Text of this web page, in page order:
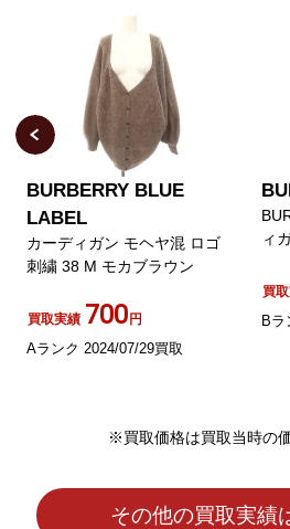
BURBERRY BLUE
LABEL
カーディガン モヘヤ混 ロゴ
刺繍 38 M モカブラウン
買取実績 700円
Aランク 2024/07/29買取
ィ
買
Bラ
※買取価格は買取当時の
その他の買取実績